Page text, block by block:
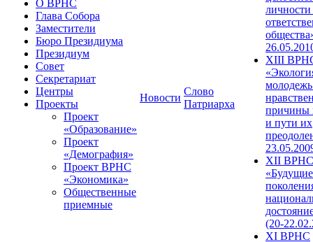
О ВРНС
Глава Собора
Заместители
Бюро Президиума
Президиум
Совет
Секретариат
Центры
Проекты
Проект
«Образование»
Проект
«Демография»
Проект ВРНС
«Экономика»
Общественные
приемные
Новости
Слово
Патриарха
XIII
причины
и пути их
XII ВРНС
«Будущие
(20-
XI ВРНС